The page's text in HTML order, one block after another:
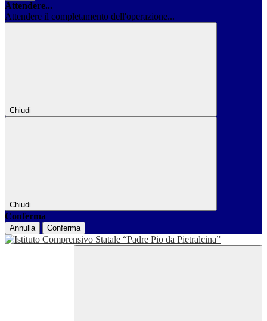
Attendere...
Attendere il completamento dell'operazione...
Chiudi
Chiudi
Conferma
Annulla Conferma